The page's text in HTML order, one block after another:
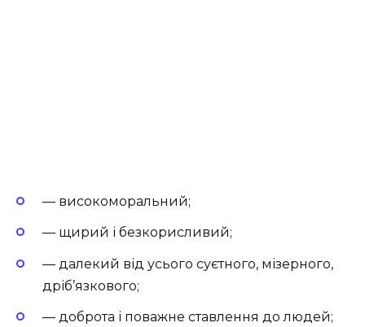
— високоморальний;
— щирий і безкорисливий;
— далекий від усього суєтного, мізерного,
дріб’язкового;
— доброта і поважне ставлення до людей;